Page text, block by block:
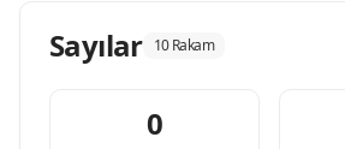
Sayılar 10 Rakam
0